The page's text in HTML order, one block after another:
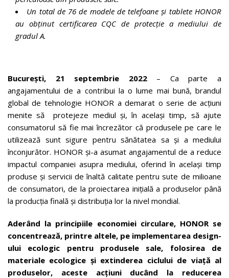
Un total de 76 de modele de telefoane și tablete HONOR
au obținut certificarea CQC de protecție a mediului de
gradul A.
București, 21 septembrie 2022– Ca parte a
angajamentului de a contribui la o lume mai bună, brandul
global de tehnologie HONOR a demarat o serie de acțiuni
menite să protejeze mediul și, în același timp, să ajute
consumatorul să fie mai încrezător că produsele pe care le
utilizează sunt sigure pentru sănătatea sa și a mediului
înconjurător. HONOR și-a asumat angajamentul de a reduce
impactul companiei asupra mediului, oferind în același timp
produse și servicii de înaltă calitate pentru sute de milioane
de consumatori, de la proiectarea inițială a produselor până
la producția finală și distribuția lor la nivel mondial.
Aderând la principiile economiei circulare, HONOR se
concentrează, printre altele, pe implementarea design-
ului ecologic pentru produsele sale, folosirea de
materiale ecologice și extinderea ciclului de viață al
produselor, aceste acțiuni ducând la reducerea